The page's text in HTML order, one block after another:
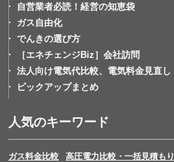
自営業者必読！経営の知恵袋
ガス自由化
でんきの選び方
［エネチェンジBiz］会社訪問
法人向け電気代比較、電気料金見直し
ピックアップまとめ
人気のキーワード
ガス料金比較 高圧電力比較・一括見積もり